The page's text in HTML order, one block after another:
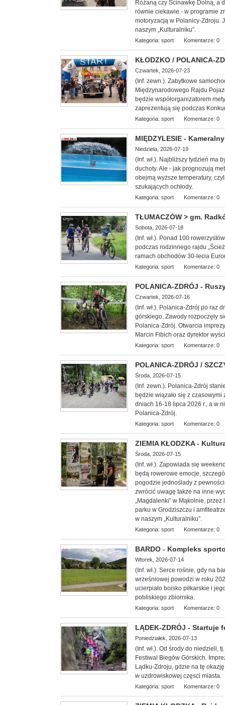
Różaną czy Ścinawkę Dolną, a
równie ciekawie - w programie
motoryzacją w Polanicy-Zdroju.
naszym „Kulturalniku”.
Kategoria: sport Komentarze: 0
KŁODZKO / POLANICA-
Czwartek, 2026-07-23
(Inf. zewn.). Zabytkowe
Międzynarodowego Rajdu
będzie współorganizatorem
zaprezentują się podczas
Kategoria: sport Komentarze: 0
MIĘDZYLESIE -
Niedziela, 2026-07-19
(Inf. wł.). Najbliższy tydzień ma
duchoty. Ale - jak prognozują
obejmą wyższe temperatury,
szukających ochłody.
Kategoria: sport Komentarze: 0
TŁUMACZÓW > gm.
Sobota, 2026-07-18
(Inf. wł.). Ponad 100
podczas rodzinnego rajdu
ramach obchodów 30-lecia
Kategoria: sport Komentarze: 0
POLANICA-ZDRÓJ -
Czwartek, 2026-07-16
(Inf. wł.). Polanica-Zdrój po raz
górskiego. Zawody rozpoczęły
Polanica-Zdrój. Otwarcia
Marcin Fibich oraz dyrektor
Kategoria: sport Komentarze: 0
POLANICA-ZDRÓJ /
Środa, 2026-07-15
(Inf. zewn.). Polanica-Zdrój
będzie wiązało się z
dniach 16-18 lipca 2026 r., a w
Polanica-Zdrój.
Kategoria: sport Komentarze: 0
ZIEMIA KŁODZKA -
Środa, 2026-07-15
(Inf. wł.). Zapowiada się
będą rowerowe emocje,
pogodzie jednoślady z
zwrócić uwagę także na inne
„Magdalenki” w Mąkolnie,
parku w Grodziszczu i
w naszym „Kulturalniku”.
Kategoria: sport Komentarze: 0
BARDO - Kompleks
Wtorek, 2026-07-14
(Inf. wł.). Serce rośnie, gdy na
wrześniowej powodzi w roku
ucierpiało boisko piłkarskie i
pobliskiego zbiornika.
Kategoria: sport Komentarze: 0
LĄDEK-ZDRÓJ - Startuje
Poniedziałek, 2026-07-13
(Inf. wł.). Od środy do niedzieli,
Festiwal Biegów Górskich.
Lądku-Zdroju, gdzie na tę
w uzdrowiskowej częsci miasta.
Kategoria: sport Komentarze: 0